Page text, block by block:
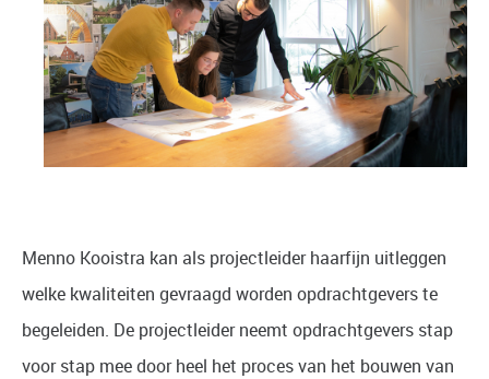
Menno Kooistra kan als projectleider haarfijn uitleggen
welke kwaliteiten gevraagd worden opdrachtgevers te
begeleiden. De projectleider neemt opdrachtgevers stap
voor stap mee door heel het proces van het bouwen van